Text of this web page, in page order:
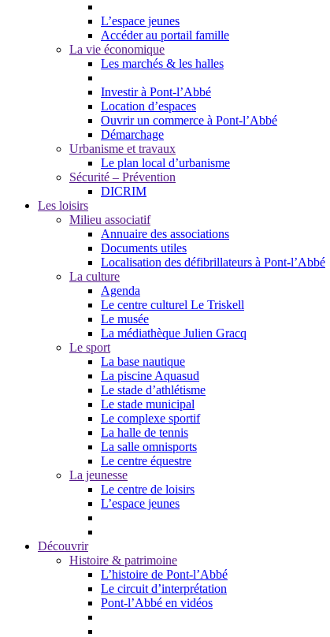
L’espace jeunes
Accéder au portail famille
La vie économique
Les marchés & les halles
Investir à Pont-l’Abbé
Location d’espaces
Ouvrir un commerce à Pont-l’Abbé
Démarchage
Urbanisme et travaux
Le plan local d’urbanisme
Sécurité – Prévention
DICRIM
Les loisirs
Milieu associatif
Annuaire des associations
Documents utiles
Localisation des défibrillateurs à Pont-l’Abbé
La culture
Agenda
Le centre culturel Le Triskell
Le musée
La médiathèque Julien Gracq
Le sport
La base nautique
La piscine Aquasud
Le stade d’athlétisme
Le stade municipal
Le complexe sportif
La halle de tennis
La salle omnisports
Le centre équestre
La jeunesse
Le centre de loisirs
L’espace jeunes
Découvrir
Histoire & patrimoine
L’histoire de Pont-l’Abbé
Le circuit d’interprétation
Pont-l’Abbé en vidéos